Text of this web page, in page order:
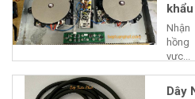
vực...
Dây